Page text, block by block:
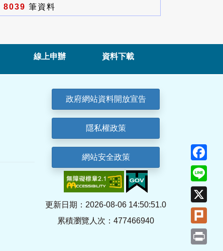
8039 筆資料
線上申辦 資料下載
政府網站資料開放宣告
隱私權政策
網站安全政策
更新日期：2026-08-06 14:50:51.0
累積瀏覽人次：477466940